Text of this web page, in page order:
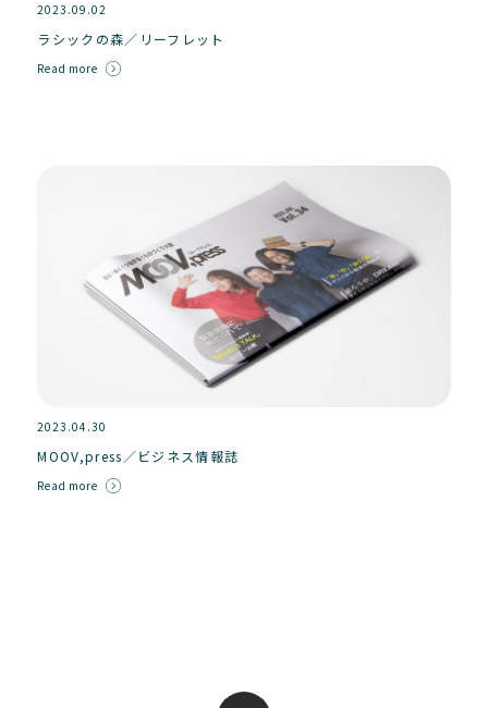
2023.09.02
ラシックの森／リーフレット
Read more
2023.04.30
MOOV,press／ビジネス情報誌
Read more